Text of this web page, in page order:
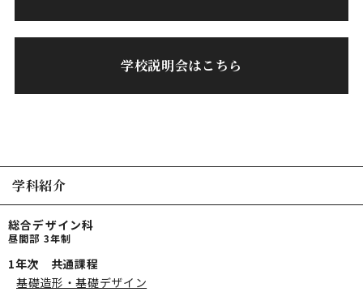
学校説明会はこちら
学科紹介
総合デザイン科
昼間部 3年制
1年次 共通課程
基礎造形・基礎デザイン